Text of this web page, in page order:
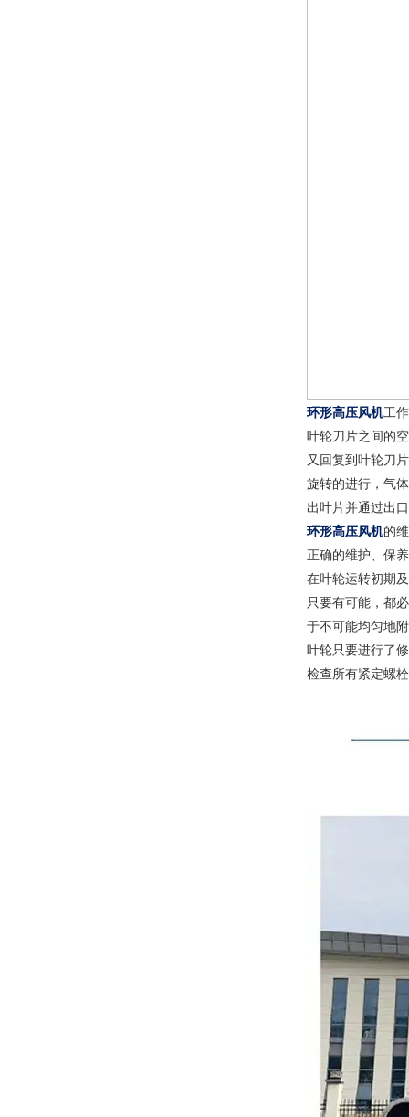
环形高压风机工
叶轮刀片之间的
又回复到叶轮刀
旋转的进行，气
出叶片并通过出
环形高压风机的
正确的维护、保
在叶轮运转初期
只要有可能，都
于不可能均匀地
叶轮只要进行了
检查所有紧定螺